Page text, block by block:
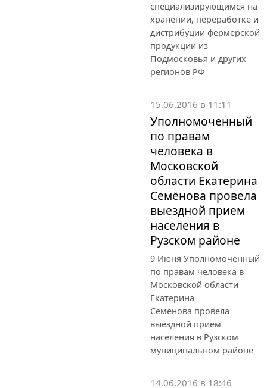
специализирующимся на
хранении, переработке и
дистрибуции фермерской
продукции из
Подмосковья и других
регионов РФ
15.06.2016 в 11:11
Уполномоченный
по правам
человека в
Московской
области Екатерина
Семёнова провела
выездной прием
населения в
Рузском районе
9 Июня Уполномоченный
по правам человека в
Московской области
Екатерина
Семёнова провела
выездной прием
населения в Рузском
муниципальном районе
14.06.2016 в 18:46